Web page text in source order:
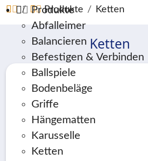
Produkte
Abfalleimer
Balancieren
Befestigen & Verbinden
Ballspiele
Bodenbeläge
Griffe
Hängematten
Karusselle
Ketten
Produkte Ketten
Ketten